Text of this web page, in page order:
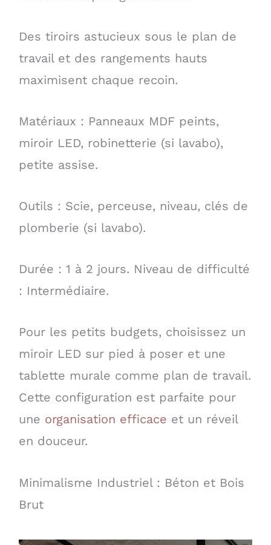
Des tiroirs astucieux sous le plan de
travail et des rangements hauts
maximisent chaque recoin.
Matériaux : Panneaux MDF peints,
miroir LED, robinetterie (si lavabo),
petite assise.
Outils : Scie, perceuse, niveau, clés de
plomberie (si lavabo).
Durée : 1 à 2 jours. Niveau de difficulté
: Intermédiaire.
Pour les petits budgets, choisissez un
miroir LED sur pied à poser et une
tablette murale comme plan de travail.
Cette configuration est parfaite pour
une organisation efficace et un réveil
en douceur.
Minimalisme Industriel : Béton et Bois
Brut